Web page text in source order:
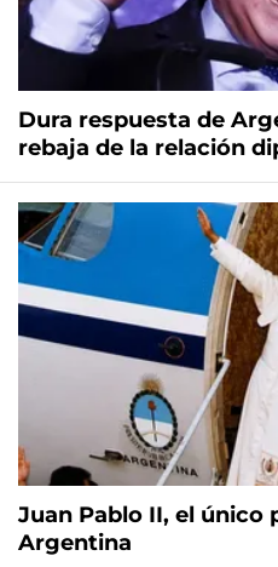
Dura respuesta de
rebaja de la relación
Juan Pablo II, el único
Argentina